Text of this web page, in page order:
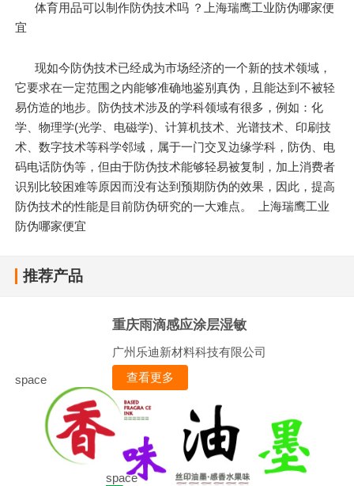
体育用品可以制作防伪技术吗 ？上海瑞鹰工业防伪哪家便
宜
现如今防伪技术已经成为市场经济的一个新的技术领域，
它要求在一定范围之内能够准确地鉴别真伪，且能达到不被轻
易仿造的地步。防伪技术涉及的学科领域有很多，例如：化
学、物理学(光学、电磁学)、计算机技术、光谱技术、印刷技
术、数字技术等科学邻域，属于一门交叉边缘学科，防伪、电
码电话防伪等，但由于防伪技术能够轻易被复制，加上消费者
识别比较困难等原因而没有达到预期防伪的效果，因此，提高
防伪技术的性能是目前防伪研究的一大难点。 上海瑞鹰工业
防伪哪家便宜
推荐产品
space
重庆雨滴感应涂层湿敏
广州乐迪新材料科技有限公司
查看更多
space